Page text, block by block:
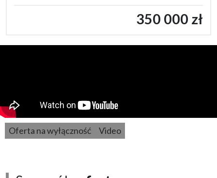
350 000 zł
Oferta na wyłączność Video